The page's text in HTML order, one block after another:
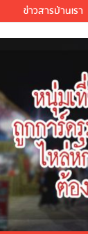
มีชาวเน็ตรายหนึ่งซึ่งแจ้
ข่าวสารบ้านเรา